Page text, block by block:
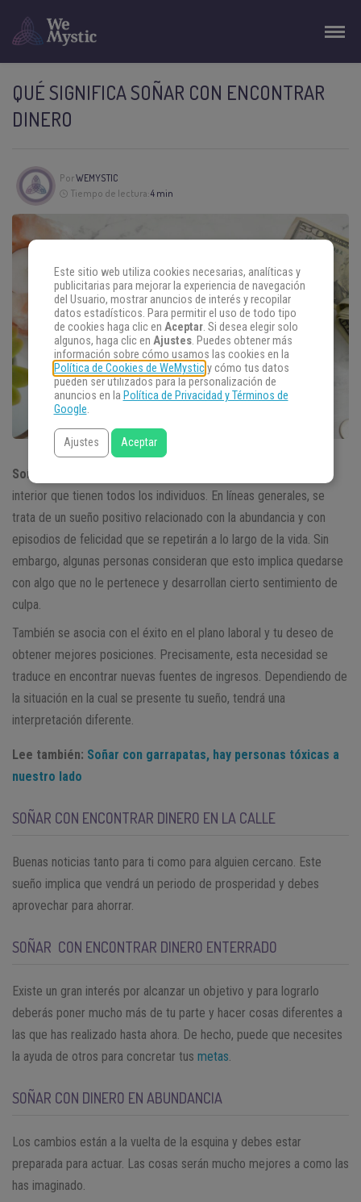
QUÉ SIGNIFICA SOÑAR CON ENCONTRAR
DINERO
PorWEMYSTIC
Tiempo de lectura:4 min
Soñar con encontrar dinero
interior que tienen todos los individuos. En líneas generales, se
trata de un sueño positivo relacionado con la abundancia y con
episodios de felicidad que se repetirán a lo largo de la vida. Sin
embargo, algunas personas consideran que esto implica quedarse
con algo que no le pertenece y desarrollan cierto sentimiento de
culpa.
También se asocia con el éxito en el plano laboral y tu deseo de
obtener mejores posiciones. Precisamente, esta necesidad se
traduce en encontrar nuevas fuentes de ingresos. Dependiendo de
la situación en la cual se presente tu sueño, tendrá una
interpretación diferente.
Lee también: Soñar con garrapatas, hay personas tóxicas a
nuestro lado
SOÑAR CON ENCONTRAR DINERO EN LA CALLE
Buenas noticias tanto para ti como para alguien cercano. Este
sueño implica que vendrá un periodo de prosperidad y debes
aprovechar para ahorrar.
SOÑAR CON ENCONTRAR DINERO ENTERRADO
Existe un gran interés por alcanzar un objetivo y para lograrlo
deberás poner mucho más de tu parte y hacer cosas diferentes a
las que has realizado hasta ahora. De hecho, puede que necesites
la ayuda de otros para concretar tus metas
SOÑAR CON DINERO EN ABUNDANCIA
Los cambios están a la vuelta de la esquina y debes estar
preparada para actuar. Las cosas serán mucho mejores a como las
has imaginado.
Este sitio web utiliza cookies necesarias, analíticas y
publicitarias para mejorar la experiencia de navegación
del Usuario, mostrar anuncios de interés y recopilar
datos estadísticos. Para permitir el uso de todo tipo
de cookies haga clic en Aceptar. Si desea elegir solo
algunos, haga clic en Ajustes. Puedes obtener más
información sobre cómo usamos las cookies en la
Política de Cookies de WeMysticy cómo tus datos
pueden ser utilizados para la personalización de
anuncios en la Política de Privacidad y Términos de
Google.
Ajustes Aceptar